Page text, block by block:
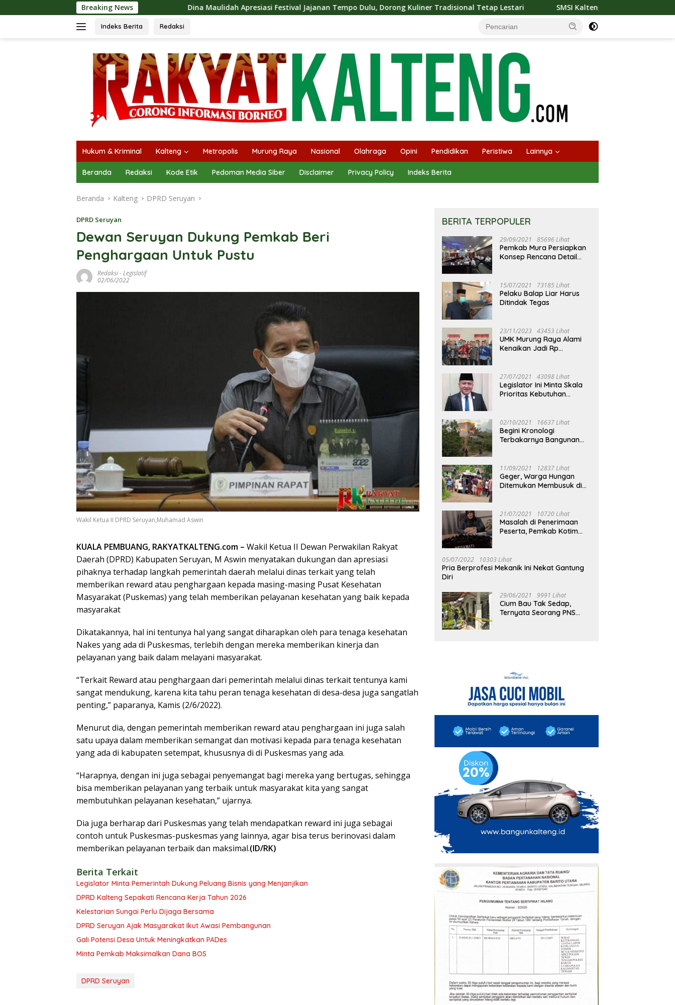
ke
Breaking NewsDina Maulidah Apresiasi Festival Jajanan Tempo Dulu, Dorong Kuliner Tradisional Tetap Lestari SMSI Kalteng dan Bidan Sean Bangun Kolaborasi
Indeks Berita Redaksi
Hukum & Kriminal Kalteng Metropolis Murung Raya Nasional Olahraga Opini Pendidikan Peristiwa Lainnya
Beranda Redaksi Kode Etik Pedoman Media Siber Disclaimer Privacy Policy Indeks Berita
Beranda Kalteng DPRD Seruyan
DPRD Seruyan
Dewan Seruyan Dukung Pemkab Beri
Penghargaan Untuk Pustu
Redaksi-Legislatif
02/06/2022
Wakil Ketua II DPRD Seruyan,Muhamad Aswin
KUALA PEMBUANG, RAKYATKALTENG.com – Wakil Ketua II Dewan Perwakilan Rakyat
Daerah (DPRD) Kabupaten Seruyan, M Aswin menyatakan dukungan dan apresiasi
pihaknya terhadap langkah pemerintah daerah melalui dinas terkait yang telah
memberikan reward atau penghargaan kepada masing-masing Pusat Kesehatan
Masyarakat (Puskemas) yang telah memberikan pelayanan kesehatan yang baik kepada
masyarakat
Dikatakannya, hal ini tentunya hal yang sangat diharapkan oleh para tenaga kesehatan
Nakes yang ada di Puskesmas, terlebih dengan mereka memberikan kinerja dan
pelayanan yang baik dalam melayani masyarakat.
“Terkait Reward atau penghargaan dari pemerintah melalui dinas terkait tentunya kami
sangat mendukung, karena kita tahu peran tenaga kesehatan di desa-desa juga sangatlah
penting,” paparanya, Kamis (2/6/2022).
Menurut dia, dengan pemerintah memberikan reward atau penghargaan ini juga salah
satu upaya dalam memberikan semangat dan motivasi kepada para tenaga kesehatan
yang ada di kabupaten setempat, khususnya di di Puskesmas yang ada.
“Harapnya, dengan ini juga sebagai penyemangat bagi mereka yang bertugas, sehingga
bisa memberikan pelayanan yang terbaik untuk masyarakat kita yang sangat
membutuhkan pelayanan kesehatan,” ujarnya.
Dia juga berharap dari Puskesmas yang telah mendapatkan reward ini juga sebagai
contoh untuk Puskesmas-puskesmas yang lainnya, agar bisa terus berinovasi dalam
memberikan pelayanan terbaik dan maksimal.(ID/RK)
Berita Terkait
Legislator Minta Pemerintah Dukung Peluang Bisnis yang Menjanjikan
DPRD Kalteng Sepakati Rencana Kerja Tahun 2026
Kelestarian Sungai Perlu Dijaga Bersama
DPRD Seruyan Ajak Masyarakat Ikut Awasi Pembangunan
Gali Potensi Desa Untuk Meningkatkan PADes
Minta Pemkab Maksimalkan Dana BOS
DPRD Seruyan
BERITA TERPOPULER
29/09/2021 85696 Lihat
Pemkab Mura Persiapkan
Konsep Rencana Detail
15/07/2021 73185 Lihat
Pelaku Balap Liar Harus
Ditindak Tegas
23/11/2023 43453 Lihat
UMK Murung Raya Alami
Kenaikan Jadi Rp
27/07/2021 43098 Lihat
Legislator Ini Minta Skala
Prioritas Kebutuhan
02/10/2021 16637 Lihat
Begini Kronologi
Terbakarnya Bangunan
11/09/2021 12837 Lihat
Geger, Warga Hungan
Ditemukan Membusuk di
21/07/2021 10720 Lihat
Masalah di Penerimaan
Peserta, Pemkab Kotim
05/07/2022 10303 Lihat
Pria Berprofesi Mekanik Ini Nekat Gantung
Diri
29/06/2021 9991 Lihat
Cium Bau Tak Sedap,
Ternyata Seorang PNS